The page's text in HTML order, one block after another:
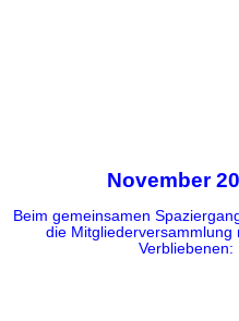
November
Beim gemeinsamen
die Mitgliederversammlung
Verbliebenen: